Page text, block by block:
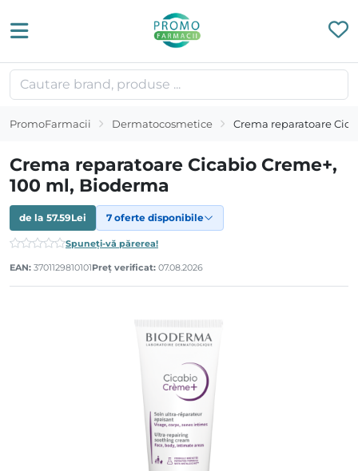
PromoFarmacii Dermatocosmetice Crema reparatoare
Crema reparatoare Cicabio Creme+,
100 ml, Bioderma
de la 57.59Lei 7 oferte disponibile
Spuneți-vă părerea!
EAN: 3701129810101Preț verificat: 07.08.2026